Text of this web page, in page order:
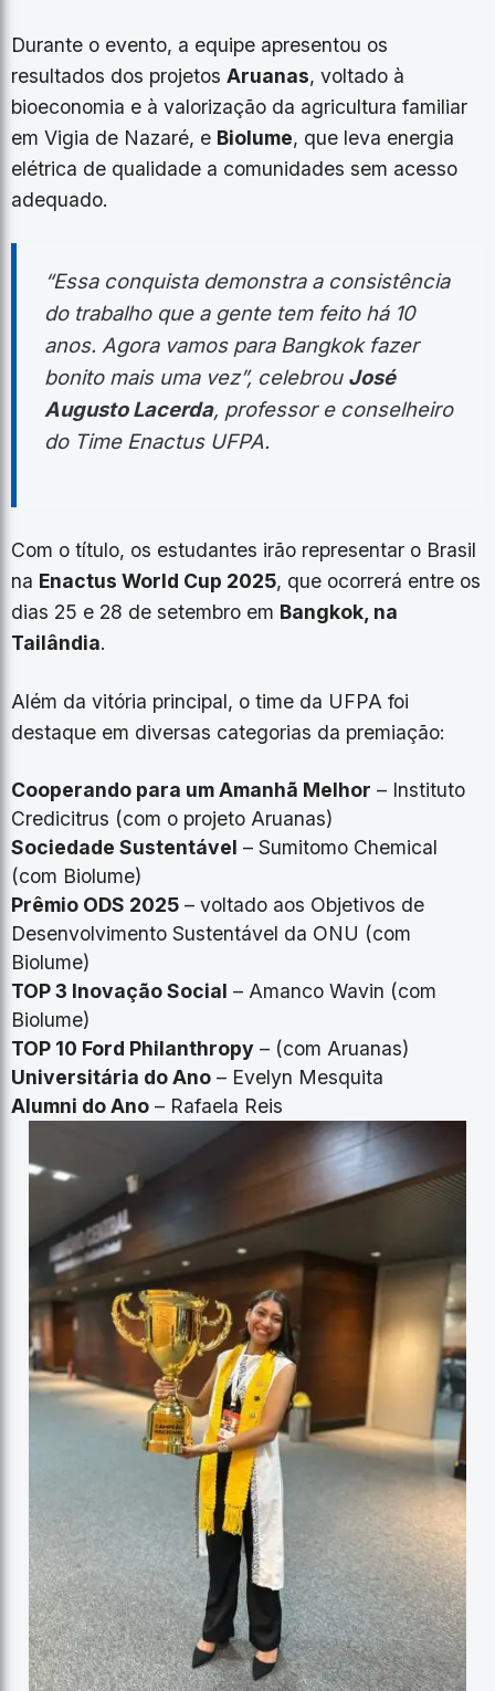
Durante o evento, a equipe apresentou os
resultados dos projetos Aruanas, voltado à
bioeconomia e à valorização da agricultura familiar
em Vigia de Nazaré, e Biolume, que leva energia
elétrica de qualidade a comunidades sem acesso
adequado.
“Essa conquista demonstra a consistência
do trabalho que a gente tem feito há 10
anos. Agora vamos para Bangkok fazer
bonito mais uma vez”, celebrou José
Augusto Lacerda, professor e conselheiro
do Time Enactus UFPA.
Com o título, os estudantes irão representar o Brasil
na Enactus World Cup 2025, que ocorrerá entre os
dias 25 e 28 de setembro em Bangkok, na
Tailândia.
Além da vitória principal, o time da UFPA foi
destaque em diversas categorias da premiação:
Cooperando para um Amanhã Melhor – Instituto
Credicitrus (com o projeto Aruanas)
Sociedade Sustentável – Sumitomo Chemical
(com Biolume)
Prêmio ODS 2025 – voltado aos Objetivos de
Desenvolvimento Sustentável da ONU (com
Biolume)
TOP 3 Inovação Social – Amanco Wavin (com
Biolume)
TOP 10 Ford Philanthropy – (com Aruanas)
Universitária do Ano – Evelyn Mesquita
Alumni do Ano – Rafaela Reis